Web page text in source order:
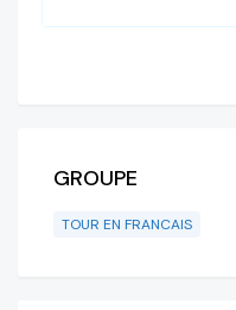
GROUPE
TOUR EN FRANCAIS